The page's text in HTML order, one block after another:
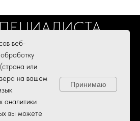
веб-
или
на вашем
аналитики
вы можете
Принимаю
и